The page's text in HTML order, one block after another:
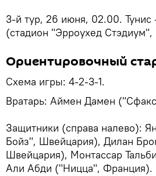
3-й тур, 26 июня, 02.00.
(стадион "Эрроухед
Ориентировочный
Схема игры: 4-2-3-1.
Вратарь: Аймен Дамен
Защитники (справа налево):
Бойз", Швейцария), Дилан
Швейцария), Монтассар
Али Абди ("Ницца", Франция).